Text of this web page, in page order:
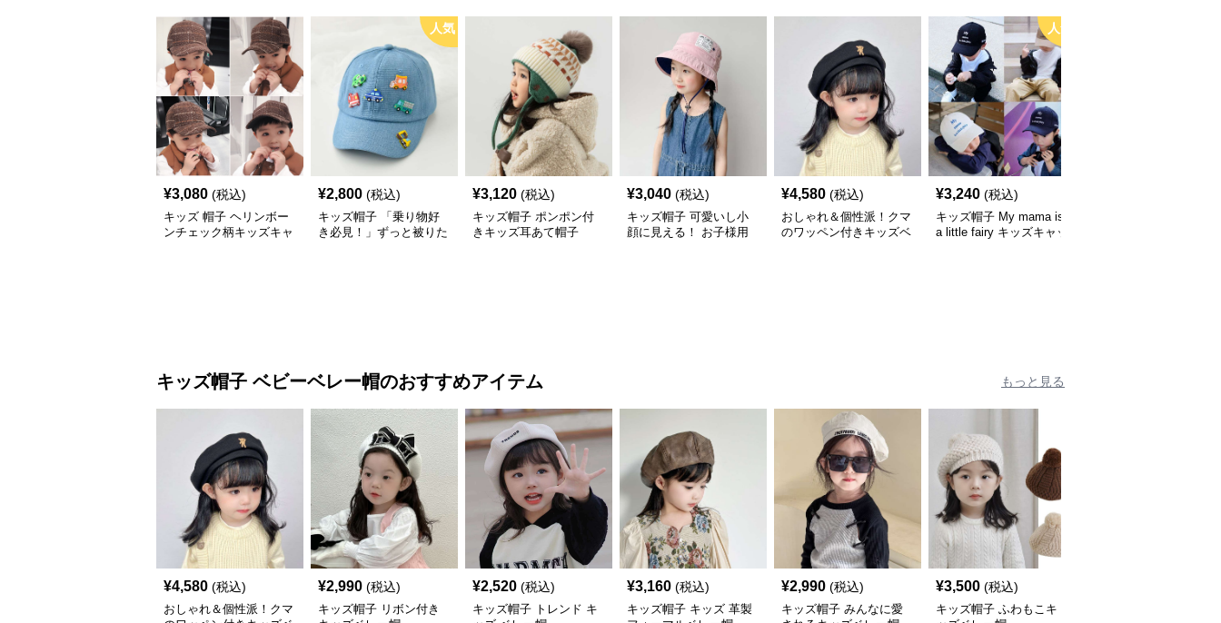
¥3,080 (税込)
キッズ 帽子 ヘリンボー
ンチェック柄キッズキャ
人気
¥2,800 (税込)
キッズ帽子 「乗り物好
き必見！」ずっと被りた
¥3,120 (税込)
キッズ帽子 ポンポン付
きキッズ耳あて帽子
¥3,040 (税込)
キッズ帽子 可愛いし小
顔に見える！ お子様用
¥4,580 (税込)
おしゃれ＆個性派！クマ
のワッペン付きキッズベ
人気
¥3,240 (税込)
キッズ帽子 My mama is
a little fairy キッズキャッ
キッズ帽子 ベビーベレー帽のおすすめアイテム もっと見る
¥4,580 (税込)
おしゃれ＆個性派！クマ
¥2,990 (税込)
キッズ帽子 リボン付き
¥2,520 (税込)
キッズ帽子 トレンド キ
¥3,160 (税込)
キッズ帽子 キッズ 革製
¥2,990 (税込)
キッズ帽子 みんなに愛
¥3,500 (税込)
キッズ帽子 ふわもこキ